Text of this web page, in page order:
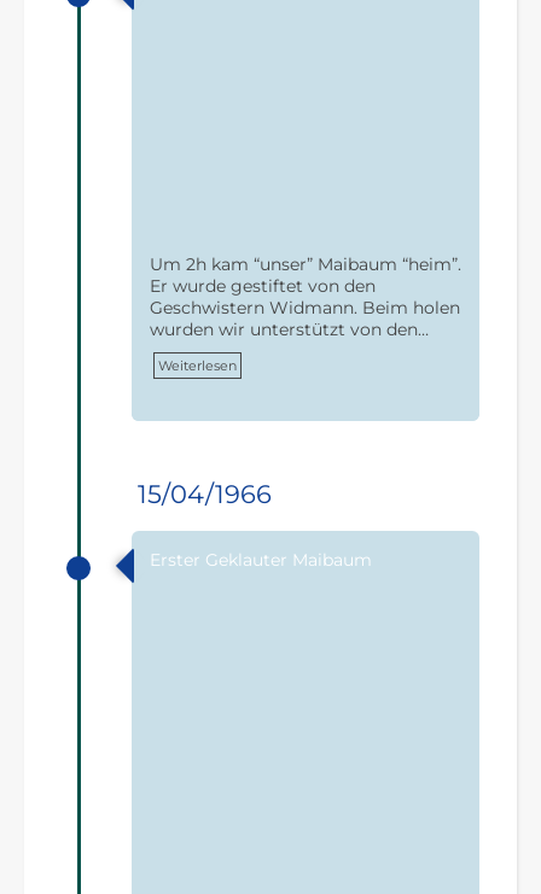
Um 2h kam “unser” Maibaum “heim”.
Er wurde gestiftet von den
Geschwistern Widmann. Beim holen
wurden wir unterstützt von den…
Weiterlesen
15/04/1966
Erster Geklauter Maibaum